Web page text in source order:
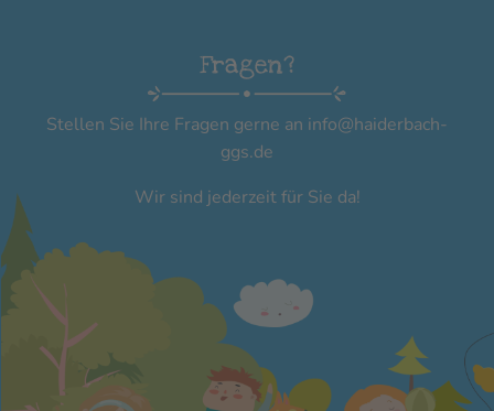
Fragen?
Stellen Sie Ihre Fragen gerne an info@haiderbach-
ggs.de
Wir sind jederzeit für Sie da!